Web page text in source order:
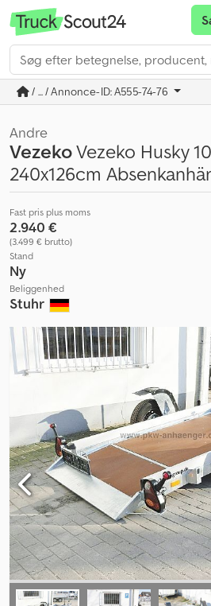
/ ... / Annonce-ID: A555-74-76
Andre
VezekoVezeko Husky
240x126cm
Fast pris plus moms
2.940 €
(3.499 € brutto)
Stand
Ny
Beliggenhed
Stuhr